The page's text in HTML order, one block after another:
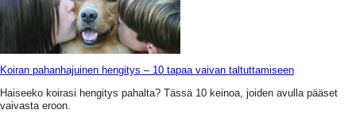
Koiran pahanhajuinen hengitys – 10 tapaa vaivan taltuttamiseen
Haiseeko koirasi hengitys pahalta? Tässä 10 keinoa, joiden avulla pääset
vaivasta eroon.